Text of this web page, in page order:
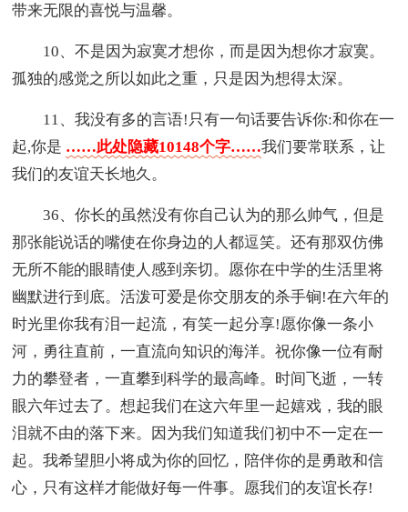
带来无限的喜悦与温馨。
10、不是因为寂寞才想你，而是因为想你才寂寞。
孤独的感觉之所以如此之重，只是因为想得太深。
11、我没有多的言语!只有一句话要告诉你:和你在一
起,你是 ……此处隐藏10148个字……我们要常联系，让
我们的友谊天长地久。
36、你长的虽然没有你自己认为的那么帅气，但是
那张能说话的嘴使在你身边的人都逗笑。还有那双仿佛
无所不能的眼睛使人感到亲切。愿你在中学的生活里将
幽默进行到底。活泼可爱是你交朋友的杀手锏!在六年的
时光里你我有泪一起流，有笑一起分享!愿你像一条小
河，勇往直前，一直流向知识的海洋。祝你像一位有耐
力的攀登者，一直攀到科学的最高峰。时间飞逝，一转
眼六年过去了。想起我们在这六年里一起嬉戏，我的眼
泪就不由的落下来。因为我们知道我们初中不一定在一
起。我希望胆小将成为你的回忆，陪伴你的是勇敢和信
心，只有这样才能做好每一件事。愿我们的友谊长存!